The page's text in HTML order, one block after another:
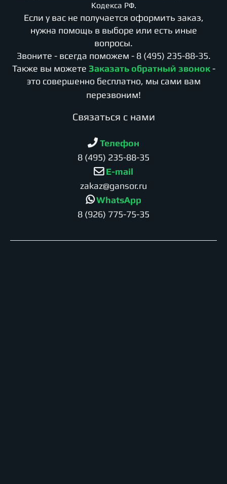
Кодекса РФ.
Если у вас не получается оформить заказ,
нужна помощь в выборе или есть иные
вопросы.
Звоните - всегда поможем - 8 (495) 235-88-35.
Также вы можете Заказать обратный звонок -
это совершенно бесплатно, мы сами вам
перезвоним!
Cвязаться с нами
Телефон
8 (495) 235-88-35
E-mail
zakaz@gansor.ru
WhatsApp
8 (926) 775-75-35